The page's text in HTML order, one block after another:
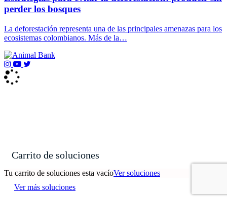
perder los bosques
La deforestación representa una de las principales amenazas para los
ecosistemas colombianos. Más de la…
Carrito de soluciones
Tu carrito de soluciones esta vacíoVer soluciones
Ver más soluciones